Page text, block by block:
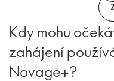
Kdy mohu
zahájení
Novage+?